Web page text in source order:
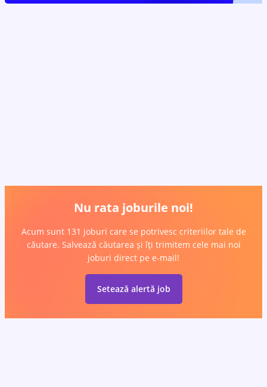
Nu rata joburile noi!
Acum sunt 131 joburi care se potrivesc criteriilor tale de
căutare. Salvează căutarea și îți trimitem cele mai noi
joburi direct pe e-mail!
Setează alertă job